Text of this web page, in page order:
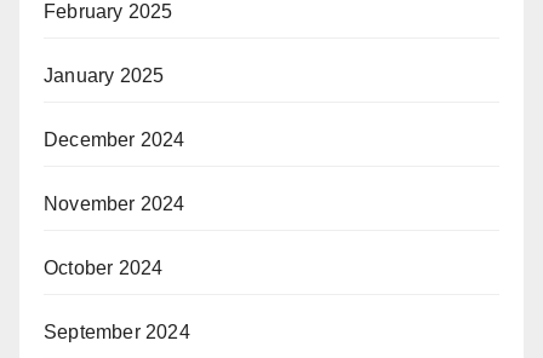
February 2025
January 2025
December 2024
November 2024
October 2024
September 2024